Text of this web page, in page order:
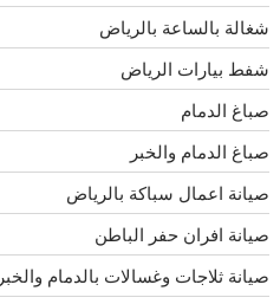
شغالة بالساعة بالرياض
شفط بيارات الرياض
صباغ الدمام
صباغ الدمام والخبر
صيانة اعمال سباكة بالرياض
صيانة افران حفر الباطن
صيانة ثلاجات وغسالات بالدمام والخبر